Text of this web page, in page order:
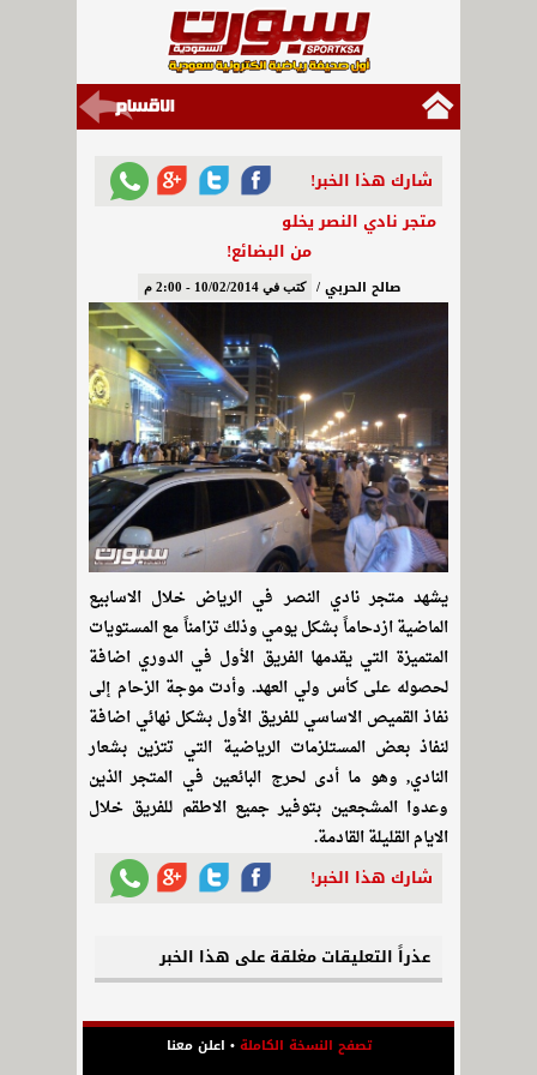
شارك هذا الخبر!
متجر نادي النصر يخلو
من البضائع!
صالح الحربي / كتب في 10/02/2014 - 2:00 م
يشهد متجر نادي النصر في الرياض خلال الاسابيع
الماضية ازدحاماً بشكل يومي وذلك تزامناً مع المستويات
المتميزة التي يقدمها الفريق الأول في الدوري اضافة
لحصوله على كأس ولي العهد. وأدت موجة الزحام إلى
نفاذ القميص الاساسي للفريق الأول بشكل نهائي اضافة
لنفاذ بعض المستلزمات الرياضية التي تتزين بشعار
النادي, وهو ما أدى لحرج البائعين في المتجر الذين
وعدوا المشجعين بتوفير جميع الاطقم للفريق خلال
الايام القليلة القادمة.
شارك هذا الخبر!
عذراً التعليقات مغلقة على هذا الخبر
تصفح النسخة الكاملة• اعلن معنا